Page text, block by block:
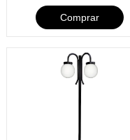
Comprar